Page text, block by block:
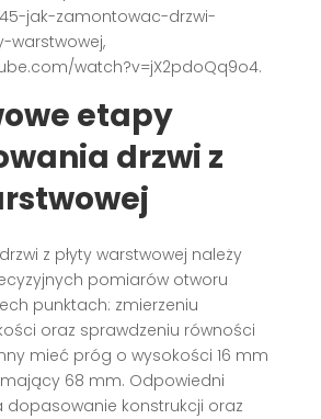
jak-zamontowac-drzwi-
warstwowej,
watch?v=jX2pdoQq9o4.
etapy
drzwi z
z płyty warstwowej należy
pomiarów otworu
punktach: zmierzeniu
oraz sprawdzeniu równości
mieć próg o wysokości 16 mm
68 mm. Odpowiedni
dopasowanie konstrukcji oraz